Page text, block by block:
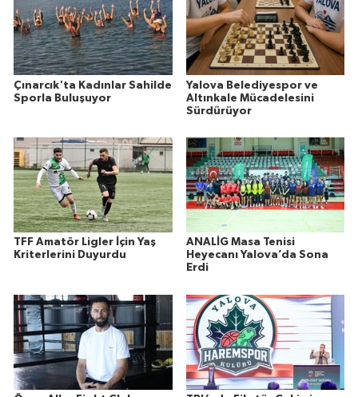
Çınarcık'ta Kadınlar Sahilde
Sporla Buluşuyor
Yalova Belediyespor ve
Altınkale Mücadelesini
Sürdürüyor
TFF Amatör Ligler İçin Yaş
Kriterlerini Duyurdu
ANALİG Masa Tenisi
Heyecanı Yalova’da Sona
Erdi